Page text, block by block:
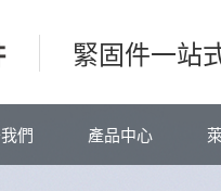
緊固件一站
們 產品中心